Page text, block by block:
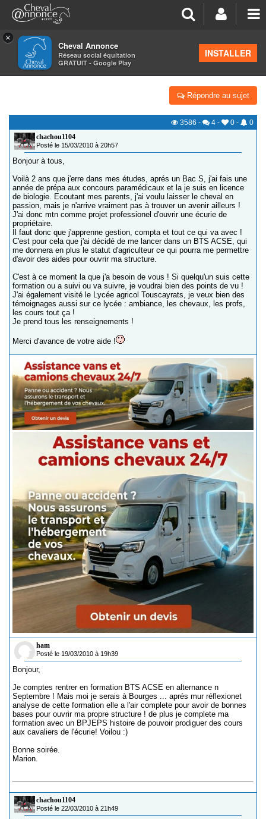
×
Cheval Annonce
Réseau social équitation
GRATUIT - Google Play
INSTALLER
>Formations équestres
AVIS SUR BTS ACSE !
Répondre au sujet
3586 - 4 - 0 -
0
chachou1104
Posté le 15/03/2010 à 20h57
Bonjour à tous,
Voilà 2 ans que j'erre dans mes études, aprés un Bac S, j'ai fais une
année de prépa aux concours paramédicaux et la je suis en licence
de biologie. Ecoutant mes parents, j'ai voulu laisser le cheval en
passion, mais je n'arrive vraiment pas à trouver un avenir ailleurs !
J'ai donc mtn comme projet professionel d'ouvrir une écurie de
propriétaire.
Il faut donc que j'apprenne gestion, compta et tout ce qui va avec !
C'est pour cela que j'ai décidé de me lancer dans un BTS ACSE, qui
me donnera en plus le statut d'agriculteur ce qui pourra me permettre
d'avoir des aides pour ouvrir ma structure.
C'est à ce moment la que j'a besoin de vous ! Si quelqu'un suis cette
formation ou a suivi ou va suivre, je voudrai bien des points de vu !
J'ai également visité le Lycée agricol Touscayrats, je veux bien des
témoignages aussi sur ce lycée : ambiance, les chevaux, les profs,
les cours tout ça !
Je prend tous les renseignements !
Merci d'avance de votre aide !
ham
Posté le 19/03/2010 à 19h39
Bonjour,
Je comptes rentrer en formation BTS ACSE en alternance n
Septembre ! Mais moi je serais à Bourges ... aprés mur réflexionet
analyse de cette formation elle a l'air complete pour avoir de bonnes
bases pour ouvrir ma propre structure ! de plus je complete ma
formation avec un BPJEPS histoire de pouvoir prodiguer des cours
aux cavaliers de l'écurie! Voilou :)
Bonne soirée.
Marion.
chachou1104
Posté le 22/03/2010 à 21h49